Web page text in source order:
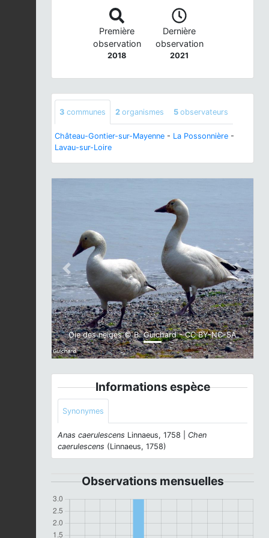
Première
observation
2018
Dernière
observation
2021
3 communes 2 organismes 5 observateurs
Château-Gontier-sur-Mayenne - La Possonnière -
Lavau-sur-Loire
Oie des neiges © B. Guichard - CC BY-NC-SA
Previous Next
Informations espèce
Synonymes
Anas caerulescens Linnaeus, 1758 | Chen
caerulescens (Linnaeus, 1758)
Observations mensuelles